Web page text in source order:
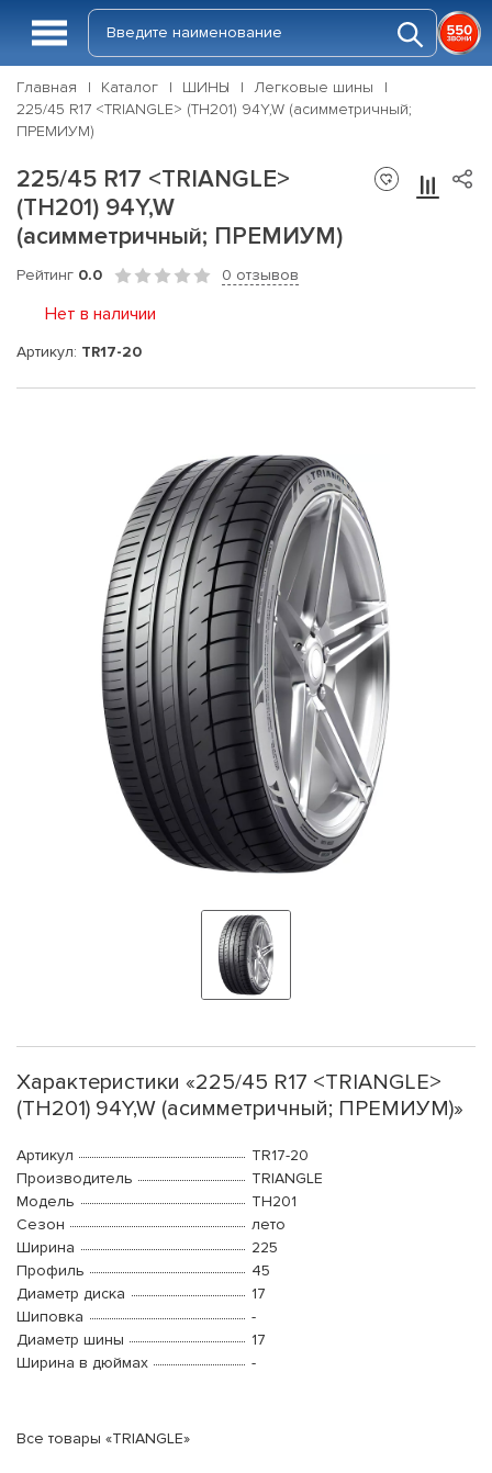
Главная Каталог ШИНЫ
Легковые шины
225/45 R17 <TRIANGLE> (TH201) 94Y,W (асимметричный;
ПРЕМИУМ)
225/45 R17 <TRIANGLE>
(TH201) 94Y,W
(асимметричный; ПРЕМИУМ)
Рейтинг 0.0 0 отзывов
Нет в наличии
Артикул: TR17-20
Характеристики «225/45 R17 <TRIANGLE>
(TH201) 94Y,W (асимметричный; ПРЕМИУМ)»
Артикул
TR17-20
Производитель
TRIANGLE
Модель
TH201
Сезон
лето
Ширина
225
Профиль
45
Диаметр диска
17
Шиповка
-
Диаметр шины
17
Ширина в дюймах
-
Все товары «TRIANGLE»